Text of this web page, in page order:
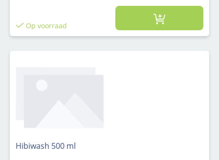
Op voorraad
Hibiwash 500 ml